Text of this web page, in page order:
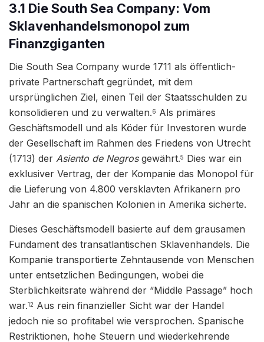
3.1 Die South Sea Company: Vom
Sklavenhandelsmonopol zum
Finanzgiganten
Die South Sea Company wurde 1711 als öffentlich-
private Partnerschaft gegründet, mit dem
ursprünglichen Ziel, einen Teil der Staatsschulden zu
konsolidieren und zu verwalten.6 Als primäres
Geschäftsmodell und als Köder für Investoren wurde
der Gesellschaft im Rahmen des Friedens von Utrecht
(1713) der Asiento de Negrosgewährt.5 Dies war ein
exklusiver Vertrag, der der Kompanie das Monopol für
die Lieferung von 4.800 versklavten Afrikanern pro
Jahr an die spanischen Kolonien in Amerika sicherte.
Dieses Geschäftsmodell basierte auf dem grausamen
Fundament des transatlantischen Sklavenhandels. Die
Kompanie transportierte Zehntausende von Menschen
unter entsetzlichen Bedingungen, wobei die
Sterblichkeitsrate während der “Middle Passage” hoch
war.12 Aus rein finanzieller Sicht war der Handel
jedoch nie so profitabel wie versprochen. Spanische
Restriktionen, hohe Steuern und wiederkehrende